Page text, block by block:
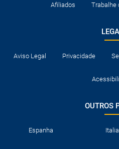
Por que me aparece o
Afiliados Trabalhe
Aviso Legal Privacidade
OUTROS
Espanha Italia